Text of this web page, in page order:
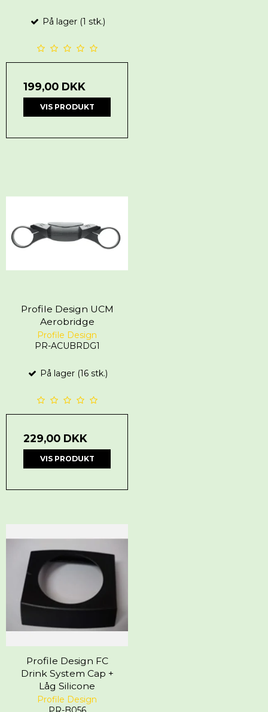
På lager (1 stk.)
199,00 DKK
VIS PRODUKT
Profile Design UCM
Aerobridge
Profile Design
PR-ACUBRDG1
På lager (16 stk.)
229,00 DKK
VIS PRODUKT
Profile Design FC
Drink System Cap +
Låg Silicone
Profile Design